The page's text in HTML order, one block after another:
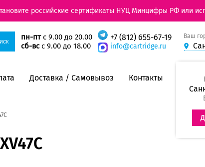
российские сертификаты НУЦ Минцифры РФ или
пн-птс 9.00 до 20.00
сб-всс 9.00 до 18.00
+7 (812) 655-67-19
info@cartridge.ru
Ваш
Доставка / Самовывоз Контакты